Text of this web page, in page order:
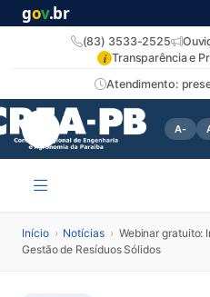
gov.br
Atendimento:
(83) 3533-2525
i Transparência e
A-
Início › Notícias › Webinar gratuito:
Gestão de Resíduos Sólidos